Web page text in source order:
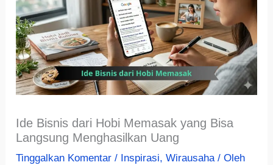
Ide Bisnis dari Hobi Memasak yang Bisa
Langsung Menghasilkan Uang
Tinggalkan Komentar / Inspirasi,Wirausaha/ Oleh